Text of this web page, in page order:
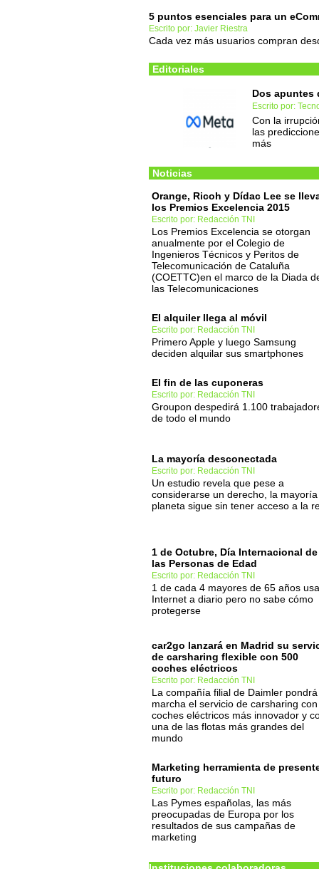
5 puntos esenciales para un
Escrito por: Javier Riestra
Cada vez más usuarios compran
Editoriales
Dos apuntes
Escrito por:
Con la
las
más
Noticias
Orange, Ricoh y Dídac Lee se
los Premios Excelencia 2015
Escrito por: Redacción TNI
Los Premios Excelencia se otorgan
anualmente por el Colegio de
Ingenieros Técnicos y Peritos de
Telecomunicación de Cataluña
(COETTC)en el marco de la Diada
las Telecomunicaciones
El alquiler llega al móvil
Escrito por: Redacción TNI
Primero Apple y luego Samsung
deciden alquilar sus smartphones
El fin de las cuponeras
Escrito por: Redacción TNI
Groupon despedirá 1.100
de todo el mundo
La mayoría desconectada
Escrito por: Redacción TNI
Un estudio revela que pese a
considerarse un derecho, la
planeta sigue sin tener acceso a la
1 de Octubre, Día Internacional de
las Personas de Edad
Escrito por: Redacción TNI
1 de cada 4 mayores de 65 años usa
Internet a diario pero no sabe cómo
protegerse
car2go lanzará en Madrid su
de carsharing flexible con 500
coches eléctricos
Escrito por: Redacción TNI
La compañía filial de Daimler
marcha el servicio de carsharing con
coches eléctricos más innovador y
una de las flotas más grandes del
mundo
Marketing herramienta de
futuro
Escrito por: Redacción TNI
Las Pymes españolas, las más
preocupadas de Europa por los
resultados de sus campañas de
marketing